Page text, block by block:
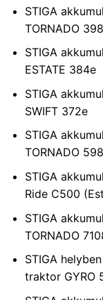
STIGA
TORNADO
STIGA
ESTATE 384e
STIGA
SWIFT 372e
STIGA
TORNADO
STIGA
Ride C500
STIGA
TORNADO
STIGA
traktor GYRO